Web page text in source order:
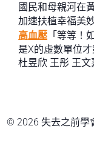
國民和母親河在
加速扶植幸福美
高血壓 「等等！
是X的虛數單位
杜昱欣 王彤 王文
© 2026 失去之前學